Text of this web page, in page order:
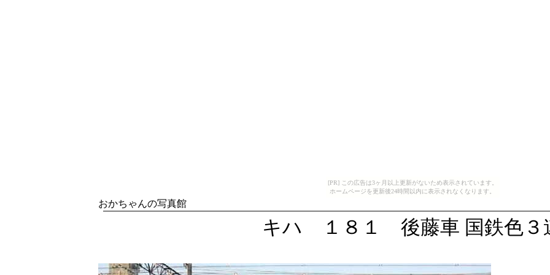
[PR] この広告は3ヶ月以上更新がないため表示されています。
ホームページを更新後24時間以内に表示されなくなります。
おかちゃんの写真館
キハ １８１ 後藤車 国鉄色３